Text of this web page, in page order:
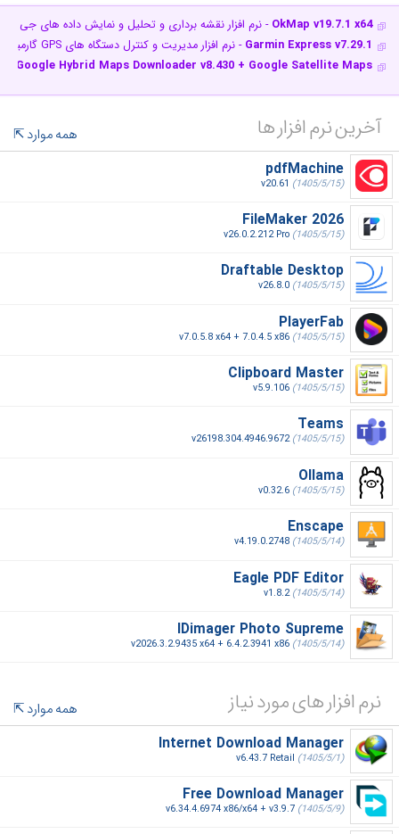
OkMap v19.7.1 x64 - نرم افزار نقشه برداری و تحلیل و نمایش داده های جی
Garmin Express v7.29.1 - نرم افزار مدیریت و کنترل دستگاه های GPS گارمین
Google Hybrid Maps Downloader v8.430 + Google Satellite Maps…
آخرین نرم افزار ها
همه موارد
pdfMachine
v20.61 (1405/5/15)
FileMaker 2026
v26.0.2.212 Pro (1405/5/15)
Draftable Desktop
v26.8.0 (1405/5/15)
PlayerFab
v7.0.5.8 x64 + 7.0.4.5 x86 (1405/5/15)
Clipboard Master
v5.9.106 (1405/5/15)
Teams
v26198.304.4946.9672(1405/5/15)
Ollama
v0.32.6 (1405/5/15)
Enscape
v4.19.0.2748 (1405/5/14)
Eagle PDF Editor
v1.8.2(1405/5/14)
IDimager Photo Supreme
v2026.3.2.9435 x64 + 6.4.2.3941 x86 (1405/5/14)
نرم افزار های مورد نیاز
همه موارد
Internet Download Manager
v6.43.7 Retail (1405/5/1)
Free Download Manager
v6.34.4.6974 x86/x64 + v3.9.7 (1405/5/9)